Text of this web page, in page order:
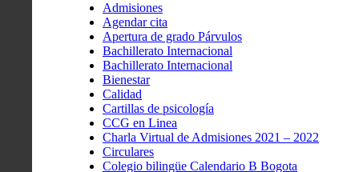
Admisiones
Agendar cita
Apertura de grado Párvulos
Bachillerato Internacional
Bachillerato Internacional
Bienestar
Calidad
Cartillas de psicología
CCG en Linea
Charla Virtual de Admisiones 2021 – 2022
Circulares
Colegio bilingüe Calendario B Bogota